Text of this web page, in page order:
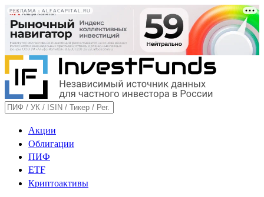
РЕКЛАМА • ALFACAPITAL.RU
Акции
Облигации
ПИФ
ETF
Криптоактивы